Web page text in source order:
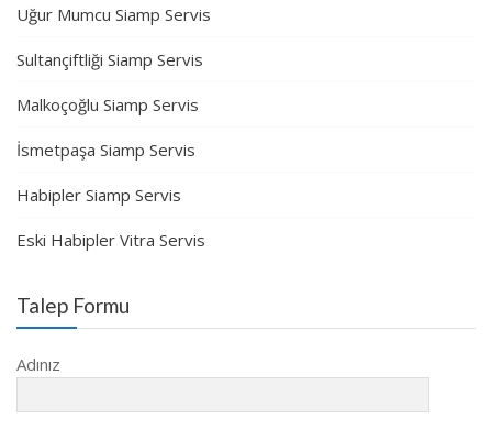
Uğur Mumcu Siamp Servis
Sultançiftliği Siamp Servis
Malkoçoğlu Siamp Servis
İsmetpaşa Siamp Servis
Habipler Siamp Servis
Eski Habipler Vitra Servis
Talep Formu
Adınız